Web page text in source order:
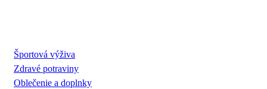
Športová výživa
Zdravé potraviny
Oblečenie a doplnky